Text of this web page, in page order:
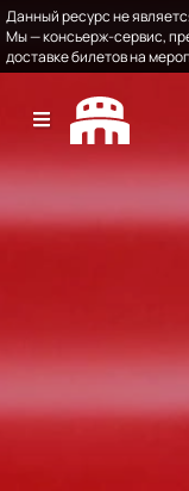
Данный ресурс не
Мы — консьерж-сервис,
доставке билетов на